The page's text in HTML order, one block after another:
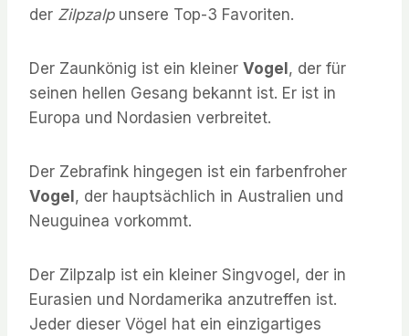
der Zilpzalpunsere Top-3 Favoriten.
Der Zaunkönig ist ein kleiner Vogel, der für
seinen hellen Gesang bekannt ist. Er ist in
Europa und Nordasien verbreitet.
Der Zebrafink hingegen ist ein farbenfroher
Vogel, der hauptsächlich in Australien und
Neuguinea vorkommt.
Der Zilpzalp ist ein kleiner Singvogel, der in
Eurasien und Nordamerika anzutreffen ist.
Jeder dieser Vögel hat ein einzigartiges